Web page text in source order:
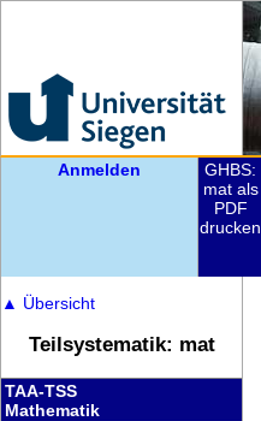
Anmelden
GHBS:
mat als
PDF
drucken
▲ Übersicht
Teilsystematik: mat
TAA-TSS
Mathematik